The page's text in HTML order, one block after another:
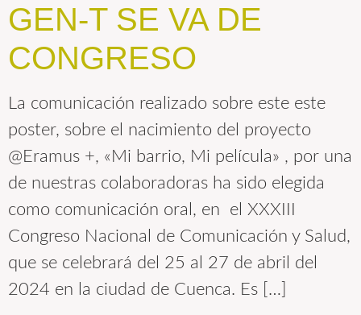
GEN-T SE VA DE
CONGRESO
La comunicación realizado sobre este este
poster, sobre el nacimiento del proyecto
@Eramus +, «Mi barrio, Mi película» , por una
de nuestras colaboradoras ha sido elegida
como comunicación oral, en el XXXIII
Congreso Nacional de Comunicación y Salud,
que se celebrará del 25 al 27 de abril del
2024 en la ciudad de Cuenca. Es […]